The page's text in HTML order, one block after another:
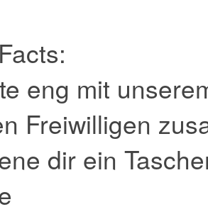
eng mit
Freiwilligen
dir ein